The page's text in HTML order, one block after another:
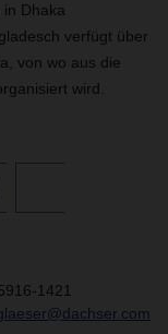
Dhaka
verfügt über
von wo aus die
wird.
1421